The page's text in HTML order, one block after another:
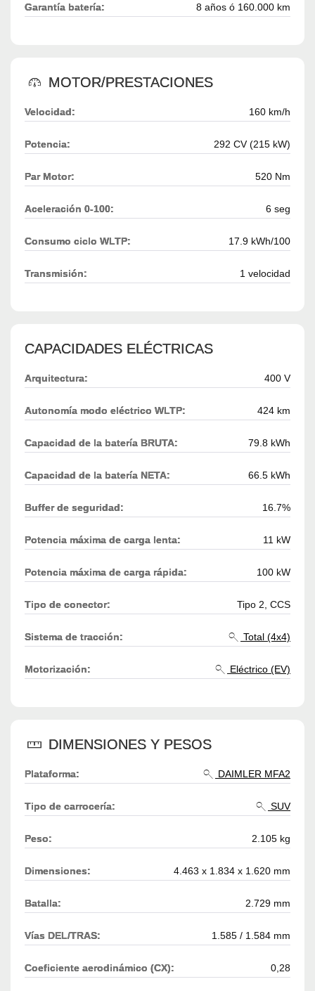
Garantía batería: 8 años ó 160.000 km
MOTOR/PRESTACIONES
Velocidad: 160 km/h
Potencia: 292 CV (215 kW)
Par Motor: 520 Nm
Aceleración 0-100: 6 seg
Consumo ciclo WLTP: 17.9 kWh/100
Transmisión: 1 velocidad
CAPACIDADES ELÉCTRICAS
Arquitectura: 400 V
Autonomía modo eléctrico WLTP: 424 km
Capacidad de la batería BRUTA: 79.8 kWh
Capacidad de la batería NETA: 66.5 kWh
Buffer de seguridad: 16.7%
Potencia máxima de carga lenta: 11 kW
Potencia máxima de carga rápida: 100 kW
Tipo de conector: Tipo 2, CCS
Sistema de tracción: Total (4x4)
Motorización: Eléctrico (EV)
DIMENSIONES Y PESOS
Plataforma: DAIMLER MFA2
Tipo de carrocería: SUV
Peso: 2.105 kg
Dimensiones: 4.463 x 1.834 x 1.620 mm
Batalla: 2.729 mm
Vías DEL/TRAS: 1.585 / 1.584 mm
Coeficiente aerodinámico (CX): 0,28